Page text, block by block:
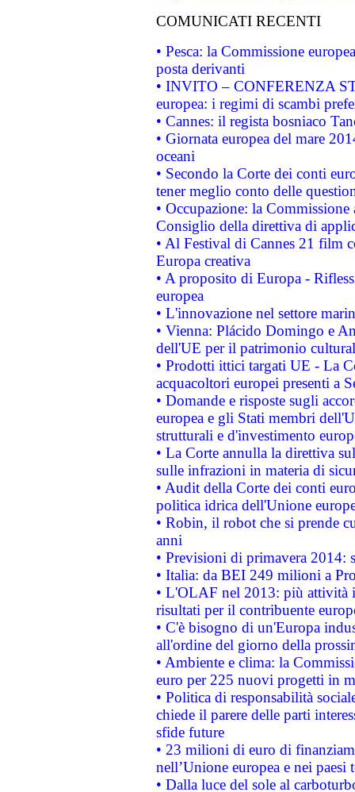
COMUNICATI RECENTI
• Pesca: la Commissione
posta derivanti
• INVITO – CONFERENZA
europea: i regimi di scambi
• Cannes: il regista bosniaco
• Giornata europea del mare
oceani
• Secondo la Corte dei conti
tener meglio conto delle
• Occupazione: la
Consiglio della direttiva di
• Al Festival di Cannes 21 film
Europa creativa
• A proposito di Europa -
europea
• L'innovazione nel settore
• Vienna: Plácido Domingo e
dell'UE per il patrimonio
• Prodotti ittici targati UE - La
acquacoltori europei presenti a
• Domande e risposte sugli
europea e gli Stati membri
strutturali e d'investimento
• La Corte annulla la direttiva
sulle infrazioni in materia di
• Audit della Corte dei conti
politica idrica dell'Unione
• Robin, il robot che si prende
anni
• Previsioni di primavera 2014:
• Italia: da BEI 249 milioni a
• L'OLAF nel 2013: più attività
risultati per il contribuente
• C'è bisogno di un'Europa
all'ordine del giorno della
• Ambiente e clima: la
euro per 225 nuovi progetti in
• Politica di responsabilità
chiede il parere delle parti
sfide future
• 23 milioni di euro di
nell’Unione europea e nei paesi
• Dalla luce del sole al